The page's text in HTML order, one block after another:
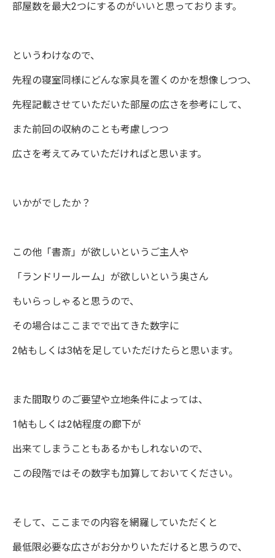
部屋数を最大2つにするのがいいと思っております。
というわけなので、
先程の寝室同様にどんな家具を置くのかを想像しつつ、
先程記載させていただいた部屋の広さを参考にして、
また前回の収納のことも考慮しつつ
広さを考えてみていただければと思います。
いかがでしたか？
この他「書斎」が欲しいというご主人や
「ランドリールーム」が欲しいという奥さん
もいらっしゃると思うので、
その場合はここまでで出てきた数字に
2帖もしくは3帖を足していただけたらと思います。
また間取りのご要望や立地条件によっては、
1帖もしくは2帖程度の廊下が
出来てしまうこともあるかもしれないので、
この段階ではその数字も加算しておいてください。
そして、ここまでの内容を網羅していただくと
最低限必要な広さがお分かりいただけると思うので、